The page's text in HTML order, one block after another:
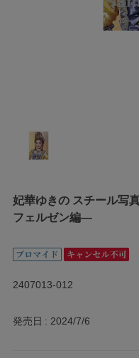
妃華ゆきの スチール写
フェルゼン編―
2407013-012
発売日 2024/7/6